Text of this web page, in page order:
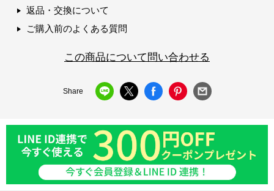
返品・交換について
ご購入前のよくある質問
この商品について問い合わせる
Share